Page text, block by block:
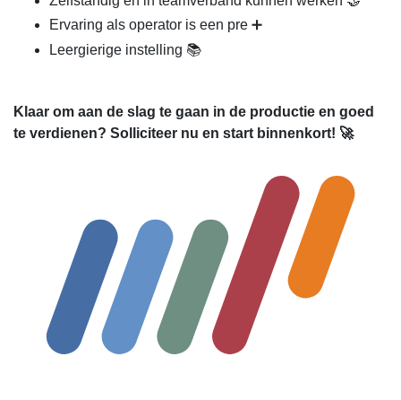
Ervaring als operator is een pre ➕
Leergierige instelling 📚
Klaar om aan de slag te gaan in de productie en goed
te verdienen? Solliciteer nu en start binnenkort! 🚀